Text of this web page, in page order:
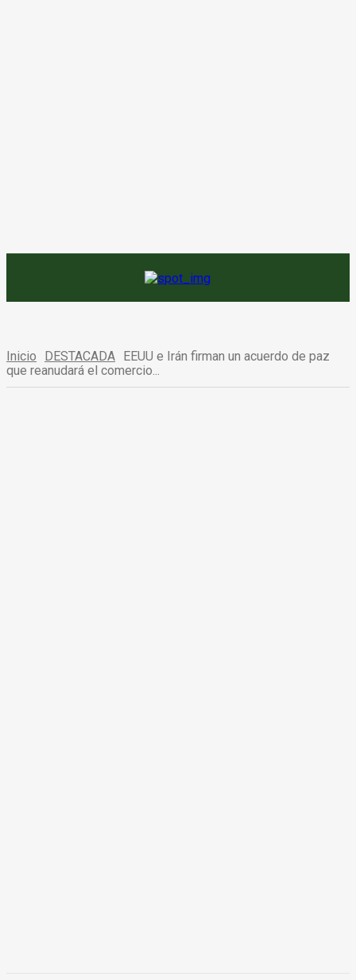
Inicio DESTACADA EEUU e Irán firman un acuerdo de paz
que reanudará el comercio...